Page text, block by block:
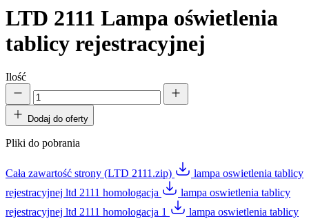
LTD 2111 Lampa oświetlenia
tablicy rejestracyjnej
Ilość
Dodaj do oferty
Pliki do pobrania
Cała zawartość strony (LTD 2111.zip)
lampa oswietlenia tablicy
rejestracyjnej ltd 2111 homologacja
lampa oswietlenia tablicy
rejestracyjnej ltd 2111 homologacja 1
lampa oswietlenia tablicy